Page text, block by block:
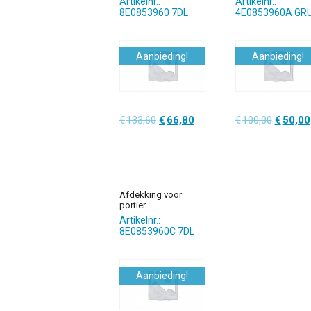
8E0853960 7DL
Aanbieding!
€133,60 Oorspronkelijke
was:
€ 66,80Huidige
is:
4E0853960A
Aanbieding!
€100,00
was:
€ 50,00
Afdekking voor
portier
Artikelnr.:
8E0853960C 7DL
Aanbieding!